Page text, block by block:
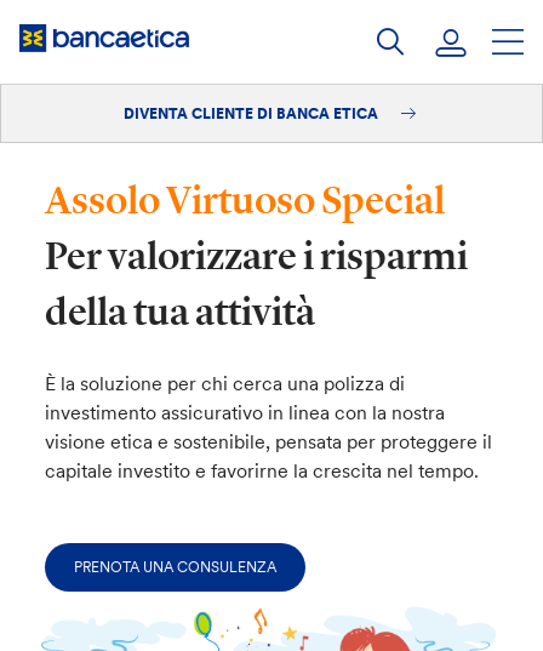
Diventa cliente
DIVENTA CLIENTE DI BANCA ETICA
Assolo Virtuoso Special
Per valorizzare i risparmi
della tua attività
È la soluzione per chi cerca una polizza di
investimento assicurativo in linea con la nostra
visione etica e sostenibile, pensata per proteggere il
capitale investito e favorirne la crescita nel tempo.
PRENOTA UNA CONSULENZA